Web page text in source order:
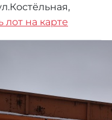
лот на карте